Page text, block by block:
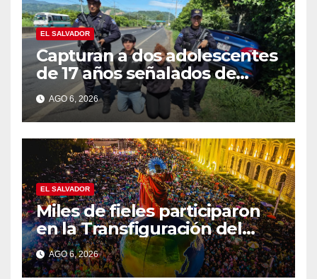
EL SALVADOR
Capturan a dos adolescentes
de 17 años señalados de
intentar formar una pandilla
en Lourdes
AGO 6, 2026
EL SALVADOR
Miles de fieles participaron
en la Transfiguración del
Divino Salvador del Mundo
AGO 6, 2026